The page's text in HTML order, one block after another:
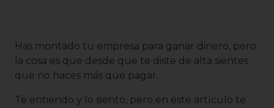
Has montado tu empresa para ganar dinero, pero
la cosa es que desde que te diste de alta sientes
que no haces más que pagar.
Te entiendo y lo siento, pero en este artículo te